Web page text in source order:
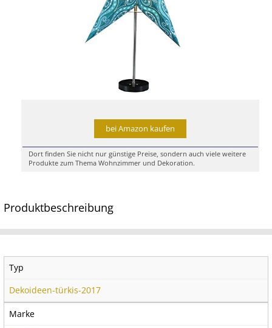
bei Amazon kaufen
Dort finden Sie nicht nur günstige Preise, sondern auch viele weitere
Produkte zum Thema Wohnzimmer und Dekoration.
Produktbeschreibung
Typ
Dekoideen-türkis-2017
Marke